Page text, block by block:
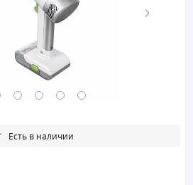
Есть в наличии